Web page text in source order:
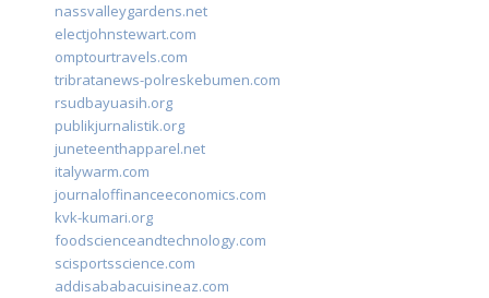
nassvalleygardens.net
electjohnstewart.com
omptourtravels.com
tribratanews-polreskebumen.com
rsudbayuasih.org
publikjurnalistik.org
juneteenthapparel.net
italywarm.com
journaloffinanceeconomics.com
kvk-kumari.org
foodscienceandtechnology.com
scisportsscience.com
addisababacuisineaz.com